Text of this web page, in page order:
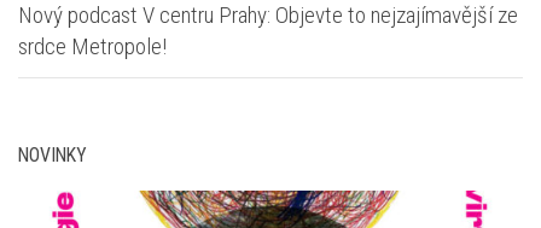
Nový podcast V centru Prahy: Objevte to nejzajímavější ze
srdce Metropole!
NOVINKY